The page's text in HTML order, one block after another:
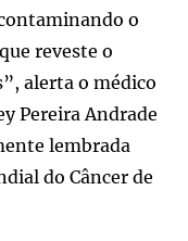
o
reveste o
alerta o médico
Pereira Andrade
lembrada
do Câncer de